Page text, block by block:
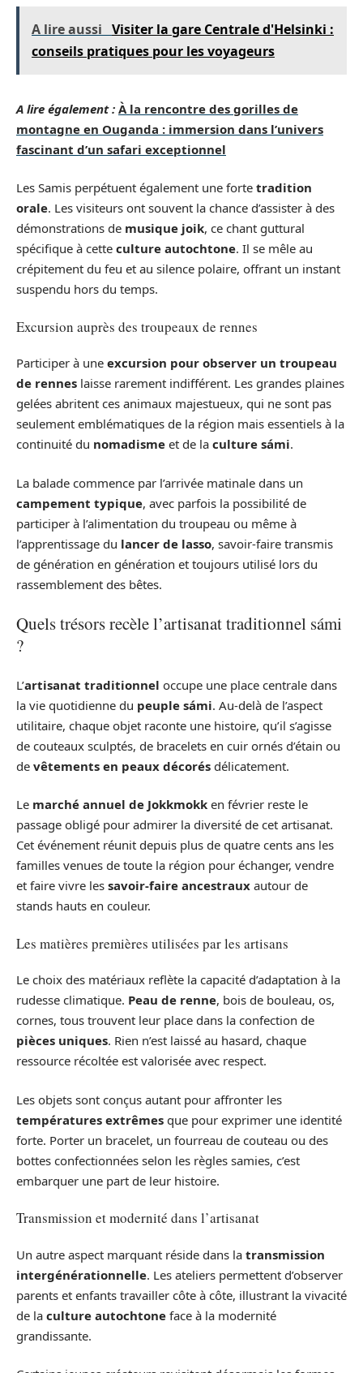
A lire aussi Visiter la gare Centrale d'Helsinki :
conseils pratiques pour les voyageurs
A lire également : À la rencontre des gorilles de
montagne en Ouganda : immersion dans l’univers
fascinant d’un safari exceptionnel
Les Samis perpétuent également une forte tradition
orale. Les visiteurs ont souvent la chance d’assister à des
démonstrations de musique joik, ce chant guttural
spécifique à cette culture autochtone. Il se mêle au
crépitement du feu et au silence polaire, offrant un instant
suspendu hors du temps.
Excursion auprès des troupeaux de rennes
Participer à une excursion pour observer un troupeau
de rennes laisse rarement indifférent. Les grandes plaines
gelées abritent ces animaux majestueux, qui ne sont pas
seulement emblématiques de la région mais essentiels à la
continuité du nomadisme et de la culture sámi.
La balade commence par l’arrivée matinale dans un
campement typique, avec parfois la possibilité de
participer à l’alimentation du troupeau ou même à
l’apprentissage du lancer de lasso, savoir-faire transmis
de génération en génération et toujours utilisé lors du
rassemblement des bêtes.
Quels trésors recèle l’artisanat traditionnel sámi
?
L’artisanat traditionnel occupe une place centrale dans
la vie quotidienne du peuple sámi. Au-delà de l’aspect
utilitaire, chaque objet raconte une histoire, qu’il s’agisse
de couteaux sculptés, de bracelets en cuir ornés d’étain ou
de vêtements en peaux décorés délicatement.
Le marché annuel de Jokkmokk en février reste le
passage obligé pour admirer la diversité de cet artisanat.
Cet événement réunit depuis plus de quatre cents ans les
familles venues de toute la région pour échanger, vendre
et faire vivre les savoir-faire ancestraux autour de
stands hauts en couleur.
Les matières premières utilisées par les artisans
Le choix des matériaux reflète la capacité d’adaptation à la
rudesse climatique. Peau de renne, bois de bouleau, os,
cornes, tous trouvent leur place dans la confection de
pièces uniques. Rien n’est laissé au hasard, chaque
ressource récoltée est valorisée avec respect.
Les objets sont conçus autant pour affronter les
températures extrêmes que pour exprimer une identité
forte. Porter un bracelet, un fourreau de couteau ou des
bottes confectionnées selon les règles samies, c’est
embarquer une part de leur histoire.
Transmission et modernité dans l’artisanat
Un autre aspect marquant réside dans la transmission
intergénérationnelle. Les ateliers permettent d’observer
parents et enfants travailler côte à côte, illustrant la vivacité
de la culture autochtone face à la modernité
grandissante.